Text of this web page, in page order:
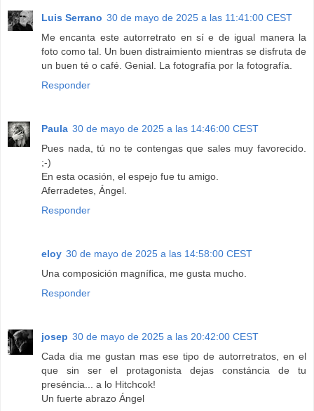
Luis Serrano 30 de mayo de 2025 a las 11:41:00 CEST
Me encanta este autorretrato en sí e de igual manera la
foto como tal. Un buen distraimiento mientras se disfruta de
un buen té o café. Genial. La fotografía por la fotografía.
Responder
Paula 30 de mayo de 2025 a las 14:46:00 CEST
Pues nada, tú no te contengas que sales muy favorecido.
;-)
En esta ocasión, el espejo fue tu amigo.
Aferradetes, Ángel.
Responder
eloy 30 de mayo de 2025 a las 14:58:00 CEST
Una composición magnífica, me gusta mucho.
Responder
josep 30 de mayo de 2025 a las 20:42:00 CEST
Cada dia me gustan mas ese tipo de autorretratos, en el
que sin ser el protagonista dejas constáncia de tu
preséncia... a lo Hitchcok!
Un fuerte abrazo Ángel